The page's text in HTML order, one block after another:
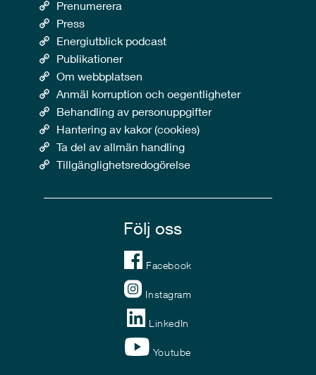
Prenumerera
Press
Energiutblick podcast
Publikationer
Om webbplatsen
Anmäl korruption och oegentligheter
Behandling av personuppgifter
Hantering av kakor (cookies)
Ta del av allmän handling
Tillgänglighetsredogörelse
Följ oss
Facebook
Instagram
LinkedIn
Youtube